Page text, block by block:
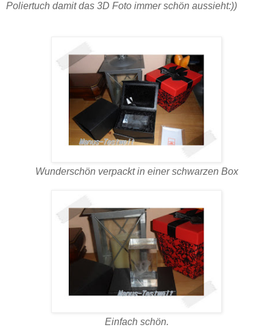
Poliertuch damit das 3D Foto immer schön aussieht:))
Wunderschön verpackt in einer schwarzen Box
Einfach schön.